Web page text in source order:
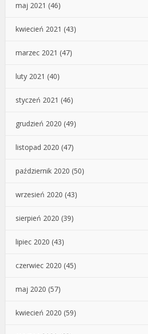
maj 2021 (46)
kwiecień 2021 (43)
marzec 2021 (47)
luty 2021 (40)
styczeń 2021 (46)
grudzień 2020 (49)
listopad 2020 (47)
październik 2020 (50)
wrzesień 2020 (43)
sierpień 2020 (39)
lipiec 2020 (43)
czerwiec 2020 (45)
maj 2020 (57)
kwiecień 2020 (59)